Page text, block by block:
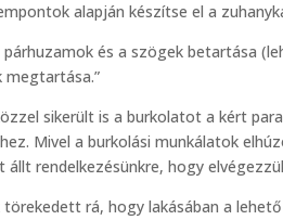
alapján készítse el a
párhuzamok és a szögek betartása
megtartása.”
sikerült is a burkolatot a kért
Mivel a burkolási munkálatok
állt rendelkezésünkre, hogy
törekedett rá, hogy lakásában a